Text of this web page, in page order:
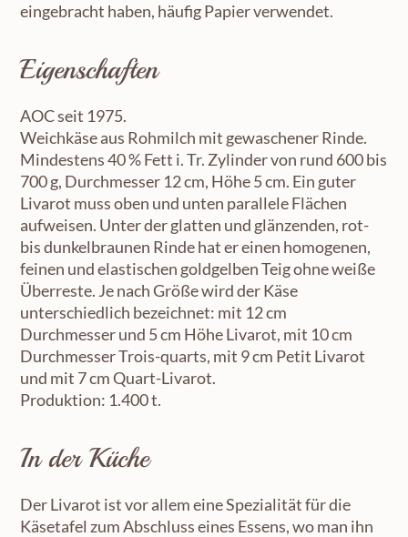
eingebracht haben, häufig Papier verwendet.
Eigenschaften
AOC seit 1975.
Weichkäse aus Rohmilch mit gewaschener Rinde.
Mindestens 40 % Fett i. Tr. Zylinder von rund 600 bis
700 g, Durchmesser 12 cm, Höhe 5 cm. Ein guter
Livarot muss oben und unten parallele Flächen
aufweisen. Unter der glatten und glänzenden, rot-
bis dunkelbraunen Rinde hat er einen homogenen,
feinen und elastischen goldgelben Teig ohne weiße
Überreste. Je nach Größe wird der Käse
unterschiedlich bezeichnet: mit 12 cm
Durchmesser und 5 cm Höhe Livarot, mit 10 cm
Durchmesser Trois-quarts, mit 9 cm Petit Livarot
und mit 7 cm Quart-Livarot.
Produktion: 1.400 t.
In der Küche
Der Livarot ist vor allem eine Spezialität für die
Käsetafel zum Abschluss eines Essens, wo man ihn